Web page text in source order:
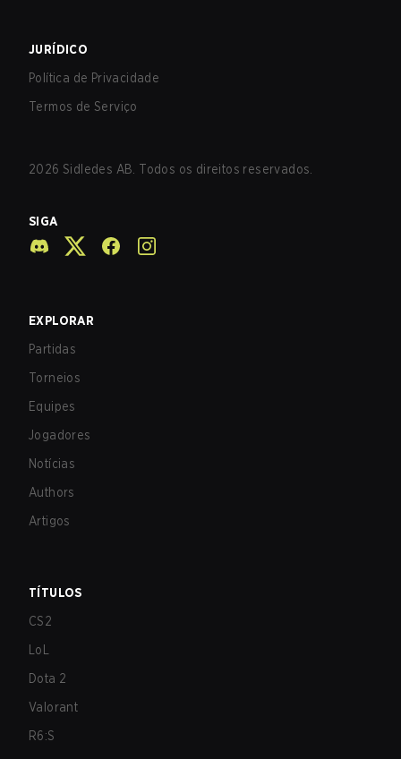
JURÍDICO
Política de Privacidade
Termos de Serviço
2026 Sidledes AB. Todos os direitos reservados.
SIGA
EXPLORAR
Partidas
Torneios
Equipes
Jogadores
Notícias
Authors
Artigos
TÍTULOS
CS2
LoL
Dota 2
Valorant
R6:S